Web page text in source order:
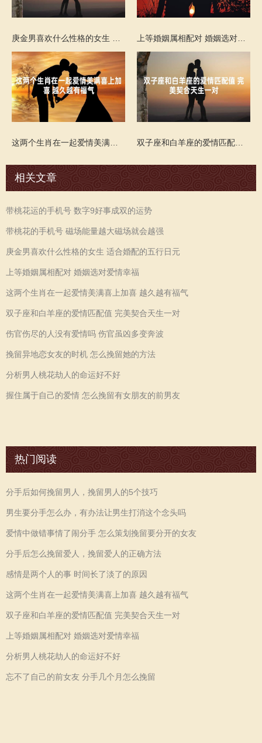
相关文章
带桃花运的手机号 数字9好事成双的运势
带桃花的手机号 磁场能量越大磁场就会越强
庚金男喜欢什么性格的女生 适合婚配的五行日元
上等婚姻属相配对 婚姻选对爱情幸福
这两个生肖在一起爱情美满喜上加喜 越久越有福气
双子座和白羊座的爱情匹配值 完美契合天生一对
伤官伤尽的人没有爱情吗 伤官虽凶多变奔波
挽留异地恋女友的时机 怎么挽留她的方法
分析男人桃花劫人的命运好不好
握住属于自己的爱情 怎么挽留有女朋友的前男友
热门阅读
分手后如何挽留男人，挽留男人的5个技巧
男生要分手怎么办，有办法让男生打消这个念头吗
爱情中做错事情了闹分手 怎么策划挽留要分开的女友
分手后怎么挽留爱人，挽留爱人的正确方法
感情是两个人的事 时间长了淡了的原因
这两个生肖在一起爱情美满喜上加喜 越久越有福气
双子座和白羊座的爱情匹配值 完美契合天生一对
上等婚姻属相配对 婚姻选对爱情幸福
分析男人桃花劫人的命运好不好
忘不了自己的前女友 分手几个月怎么挽留